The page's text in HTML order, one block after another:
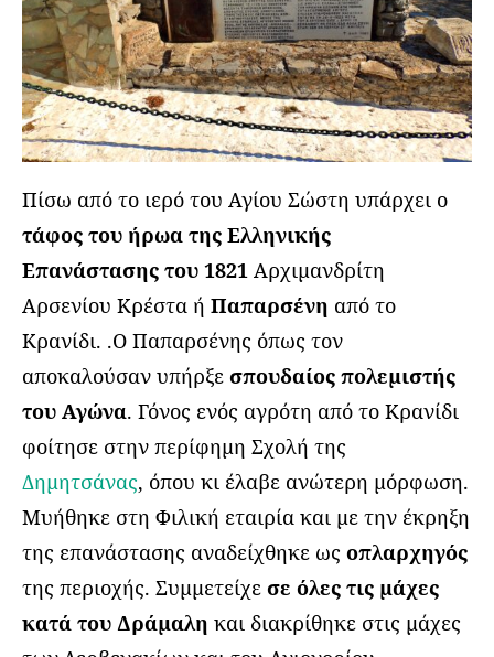
Πίσω από το ιερό του Αγίου Σώστη υπάρχει ο
τάφος του ήρωα της Ελληνικής
Επανάστασης του 1821 Αρχιμανδρίτη
Αρσενίου Κρέστα ή Παπαρσένη από το
Κρανίδι. .Ο Παπαρσένης όπως τον
αποκαλούσαν υπήρξε σπουδαίος πολεμιστής
του Αγώνα. Γόνος ενός αγρότη από το Κρανίδι
φοίτησε στην περίφημη Σχολή της
Δημητσάνας, όπου κι έλαβε ανώτερη μόρφωση.
Μυήθηκε στη Φιλική εταιρία και με την έκρηξη
της επανάστασης αναδείχθηκε ως οπλαρχηγός
της περιοχής. Συμμετείχε σε όλες τις μάχες
κατά του Δράμαλη και διακρίθηκε στις μάχες